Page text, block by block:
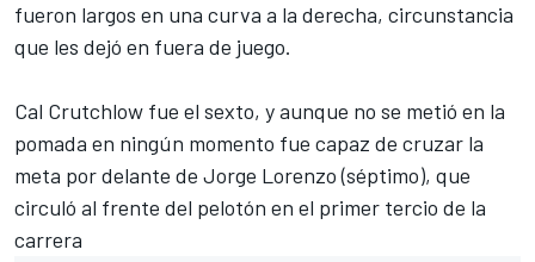
fueron largos en una curva a la derecha, circunstancia
que les dejó en fuera de juego.
Cal Crutchlow fue el sexto, y aunque no se metió en la
pomada en ningún momento fue capaz de cruzar la
meta por delante de Jorge Lorenzo (séptimo), que
circuló al frente del pelotón en el primer tercio de la
carrera